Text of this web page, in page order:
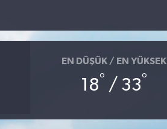
EN DÜŞÜK / EN YÜKSEK
18° / 33°